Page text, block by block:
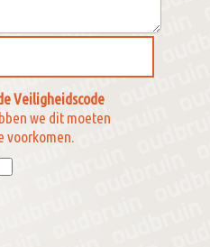
Veiligheidscode
we dit moeten
voorkomen.